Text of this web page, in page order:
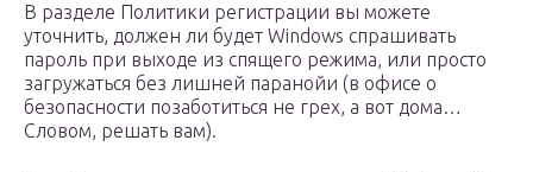
В разделе Политики регистрации вы можете
уточнить, должен ли будет Windows спрашивать
пароль при выходе из спящего режима, или просто
загружаться без лишней паранойи (в офисе о
безопасности позаботиться не грех, а вот дома…
Словом, решать вам).